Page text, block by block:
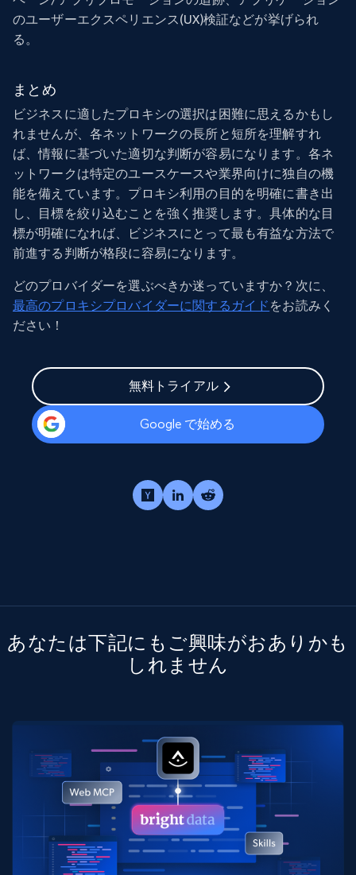
のユーザーエクスペリエンス(UX)検証などが挙げられ
る。
まとめ
ビジネスに適したプロキシの選択は困難に思えるかもし
れませんが、各ネットワークの長所と短所を理解すれ
ば、情報に基づいた適切な判断が容易になります。各ネ
ットワークは特定のユースケースや業界向けに独自の機
能を備えています。プロキシ利用の目的を明確に書き出
し、目標を絞り込むことを強く推奨します。具体的な目
標が明確になれば、ビジネスにとって最も有益な方法で
前進する判断が格段に容易になります。
どのプロバイダーを選ぶべきか迷っていますか？次に、
最高のプロキシプロバイダーに関するガイド をお読みく
ださい！
無料トライアル
Google で始める
あなたは下記にもご興味がおありかも
しれません